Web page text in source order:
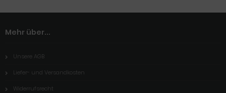
Mehr über...
Unsere AGB
Liefer- und Versandkosten
Widerrufsrecht